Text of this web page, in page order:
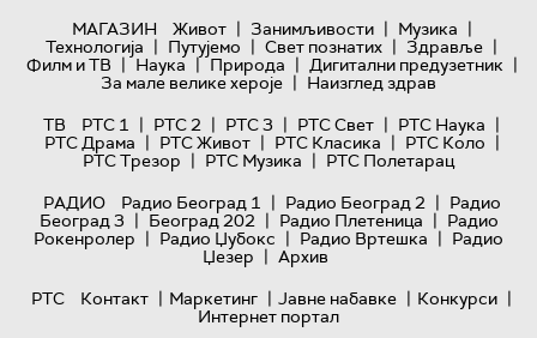
МАГАЗИН
Живот | Занимљивости | Музика |
Технологијa | Путујемо | Свет познатих | Здравље |
Филм и ТВ | Наука | Природа | Дигитални предузетник |
За мале велике хероје | Наизглед здрав
ТВ
РТС 1 | РТС 2 | РТС 3 | РТС Свет | РТС Наука |
РТС Драма | РТС Живот | РТС Класика | РТС Коло |
РТС Трезор | РТС Музика | РТС Полетарац
РАДИО
Радио Београд 1 | Радио Београд 2 | Радио
Београд 3 | Београд 202 | Радио Плетеница | Радио
Рокенролер | Радио Џубокс | Радио Вртешка | Радио
Џезер | Архив
РТС
Контакт | Маркетинг | Јавне набавке | Конкурси |
Интернет портал